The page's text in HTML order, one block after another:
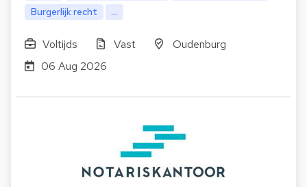
Burgerlijk recht
...
Voltijds Vast
Oudenburg
06 Aug 2026